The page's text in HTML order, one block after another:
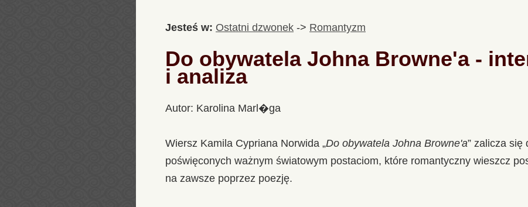
Jesteś w: Ostatni dzwonek -> Romantyzm
Do obywatela Johna Browne'a -
i analiza
Autor: Karolina Marl�ga
Wiersz Kamila Cypriana Norwida „Do obywatela Johna Browne'a” zalicza się
poświęconych ważnym światowym postaciom, które romantyczny wieszcz
na zawsze poprzez poezję.